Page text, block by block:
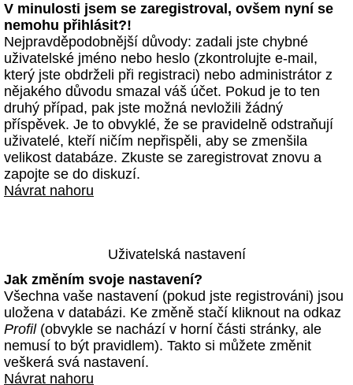
V minulosti jsem se zaregistroval, ovšem nyní se
nemohu přihlásit?!
Nejpravděpodobnější důvody: zadali jste chybné
uživatelské jméno nebo heslo (zkontrolujte e-mail,
který jste obdrželi při registraci) nebo administrátor z
nějakého důvodu smazal váš účet. Pokud je to ten
druhý případ, pak jste možná nevložili žádný
příspěvek. Je to obvyklé, že se pravidelně odstraňují
uživatelé, kteří ničím nepřispěli, aby se zmenšila
velikost databáze. Zkuste se zaregistrovat znovu a
zapojte se do diskuzí.
Návrat nahoru
Uživatelská nastavení
Jak změním svoje nastavení?
Všechna vaše nastavení (pokud jste registrováni) jsou
uložena v databázi. Ke změně stačí kliknout na odkaz
Profil(obvykle se nachází v horní části stránky, ale
nemusí to být pravidlem). Takto si můžete změnit
veškerá svá nastavení.
Návrat nahoru